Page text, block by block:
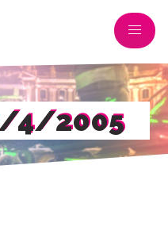
4/2005